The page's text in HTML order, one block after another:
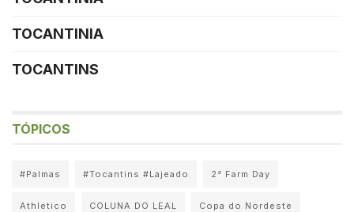
TOCANTINIA
TOCANTINS
TÓPICOS
#Palmas #Tocantins #Lajeado 2° Farm Day
Athletico COLUNA DO LEAL Copa do Nordeste